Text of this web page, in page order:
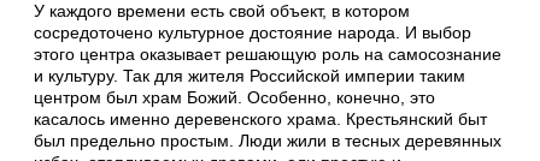
У каждого времени есть свой объект, в котором
сосредоточено культурное достояние народа. И выбор
этого центра оказывает решающую роль на самосознание
и культуру. Так для жителя Российской империи таким
центром был храм Божий. Особенно, конечно, это
касалось именно деревенского храма. Крестьянский быт
был предельно простым. Люди жили в тесных деревянных